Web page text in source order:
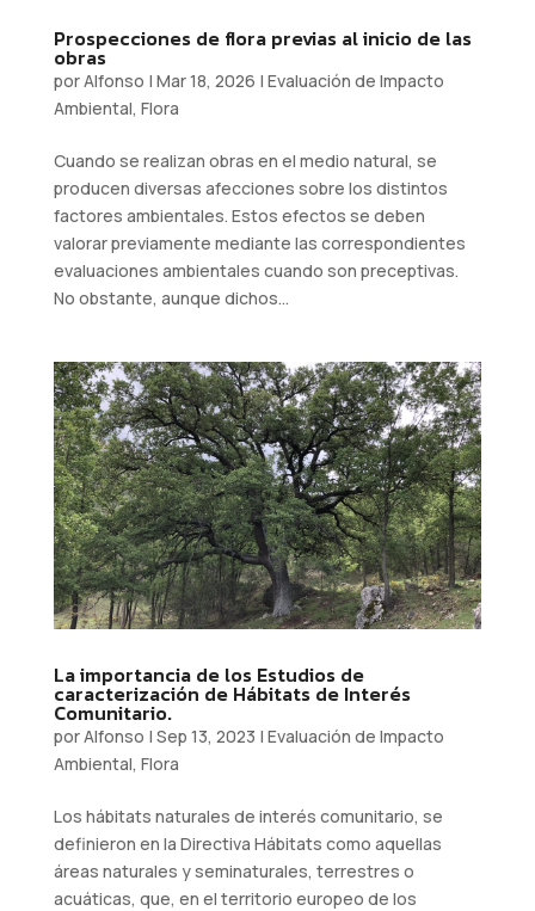
Prospecciones de flora previas al inicio de las
obras
porAlfonso | Mar 18, 2026 | Evaluación de Impacto
Ambiental, Flora
Cuando se realizan obras en el medio natural, se
producen diversas afecciones sobre los distintos
factores ambientales. Estos efectos se deben
valorar previamente mediante las correspondientes
evaluaciones ambientales cuando son preceptivas.
No obstante, aunque dichos...
La importancia de los Estudios de
caracterización de Hábitats de Interés
Comunitario.
porAlfonso | Sep 13, 2023 | Evaluación de Impacto
Ambiental, Flora
Los hábitats naturales de interés comunitario, se
definieron en la Directiva Hábitats como aquellas
áreas naturales y seminaturales, terrestres o
acuáticas, que, en el territorio europeo de los